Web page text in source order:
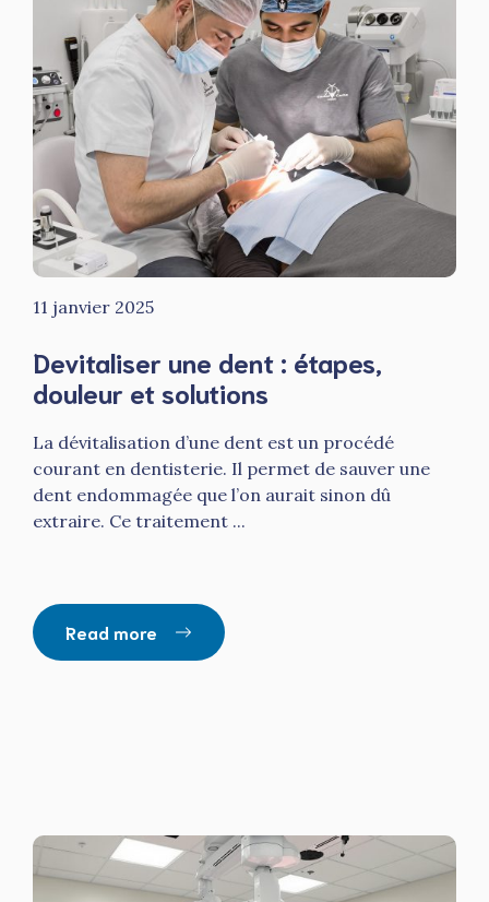
11 janvier 2025
Devitaliser une dent : étapes,
douleur et solutions
La dévitalisation d’une dent est un procédé
courant en dentisterie. Il permet de sauver une
dent endommagée que l’on aurait sinon dû
extraire. Ce traitement ...
Read more